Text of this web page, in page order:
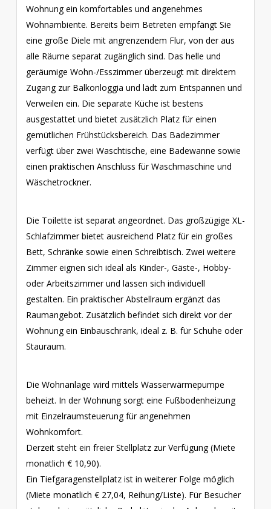
Wohnung ein komfortables und angenehmes
Wohnambiente. Bereits beim Betreten empfängt Sie
eine große Diele mit angrenzendem Flur, von der aus
alle Räume separat zugänglich sind. Das helle und
geräumige Wohn-/Esszimmer überzeugt mit direktem
Zugang zur Balkonloggia und lädt zum Entspannen und
Verweilen ein. Die separate Küche ist bestens
ausgestattet und bietet zusätzlich Platz für einen
gemütlichen Frühstücksbereich. Das Badezimmer
verfügt über zwei Waschtische, eine Badewanne sowie
einen praktischen Anschluss für Waschmaschine und
Wäschetrockner.
Die Toilette ist separat angeordnet. Das großzügige XL-
Schlafzimmer bietet ausreichend Platz für ein großes
Bett, Schränke sowie einen Schreibtisch. Zwei weitere
Zimmer eignen sich ideal als Kinder-, Gäste-, Hobby-
oder Arbeitszimmer und lassen sich individuell
gestalten. Ein praktischer Abstellraum ergänzt das
Raumangebot. Zusätzlich befindet sich direkt vor der
Wohnung ein Einbauschrank, ideal z. B. für Schuhe oder
Stauraum.
Die Wohnanlage wird mittels Wasserwärmepumpe
beheizt. In der Wohnung sorgt eine Fußbodenheizung
mit Einzelraumsteuerung für angenehmen
Wohnkomfort.
Derzeit steht ein freier Stellplatz zur Verfügung (Miete
monatlich € 10,90).
Ein Tiefgaragenstellplatz ist in weiterer Folge möglich
(Miete monatlich € 27,04, Reihung/Liste). Für Besucher